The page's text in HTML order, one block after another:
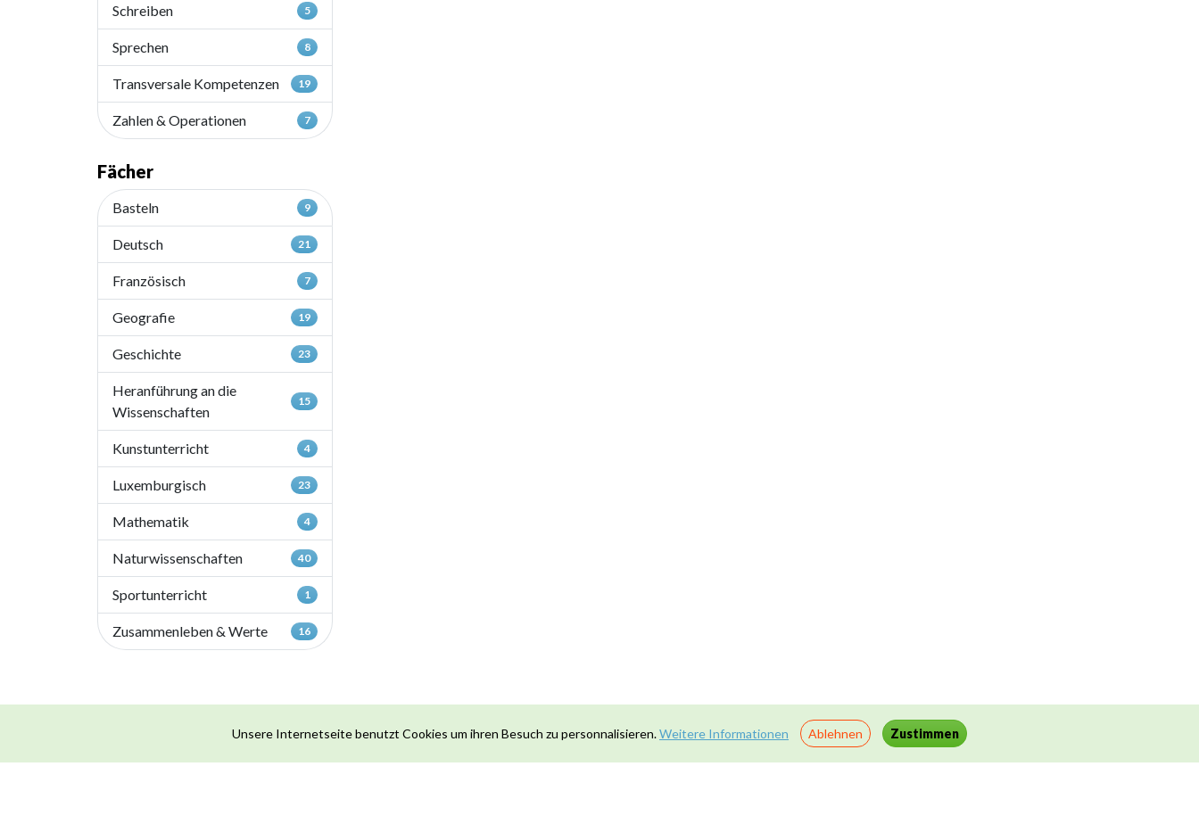
Schreiben 5
Sprechen 8
Transversale Kompetenzen 19
Zahlen & Operationen 7
Fächer
Basteln 9
Deutsch 21
Französisch 7
Geografie 19
Geschichte 23
Heranführung an die
Wissenschaften
15
Kunstunterricht 4
Luxemburgisch 23
Mathematik 4
Naturwissenschaften 40
Sportunterricht 1
Zusammenleben & Werte 16
Unsere Internetseite benutzt Cookies um ihren Besuch zu personnalisieren.Weitere Informationen Ablehnen Zustimmen